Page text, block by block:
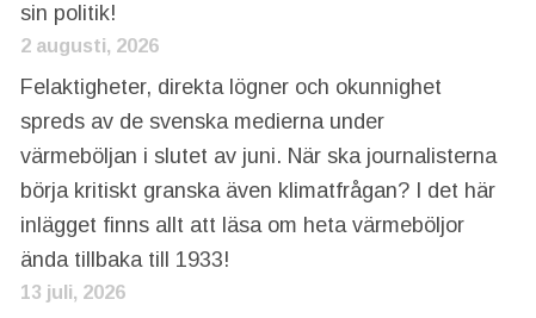
sin politik!
2 augusti, 2026
Felaktigheter, direkta lögner och okunnighet
spreds av de svenska medierna under
värmeböljan i slutet av juni. När ska journalisterna
börja kritiskt granska även klimatfrågan? I det här
inlägget finns allt att läsa om heta värmeböljor
ända tillbaka till 1933!
13 juli, 2026